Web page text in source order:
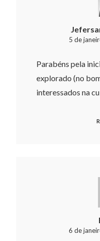
5 de
Parabéns pela
explorado (no
interessados na
6 de